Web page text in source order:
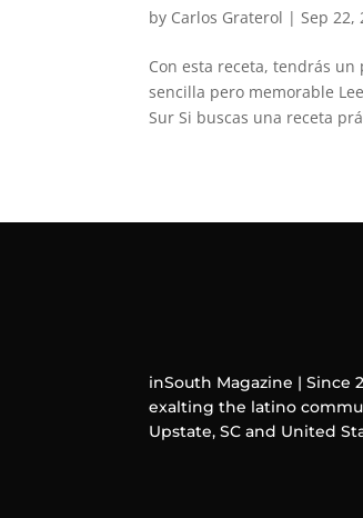
by Carlos Graterol | Sep 22,
Con esta receta, tendrás
sencilla pero memorable
Sur Si buscas una receta
inSouth Magazine | Since
exalting the latino
Upstate, SC and United